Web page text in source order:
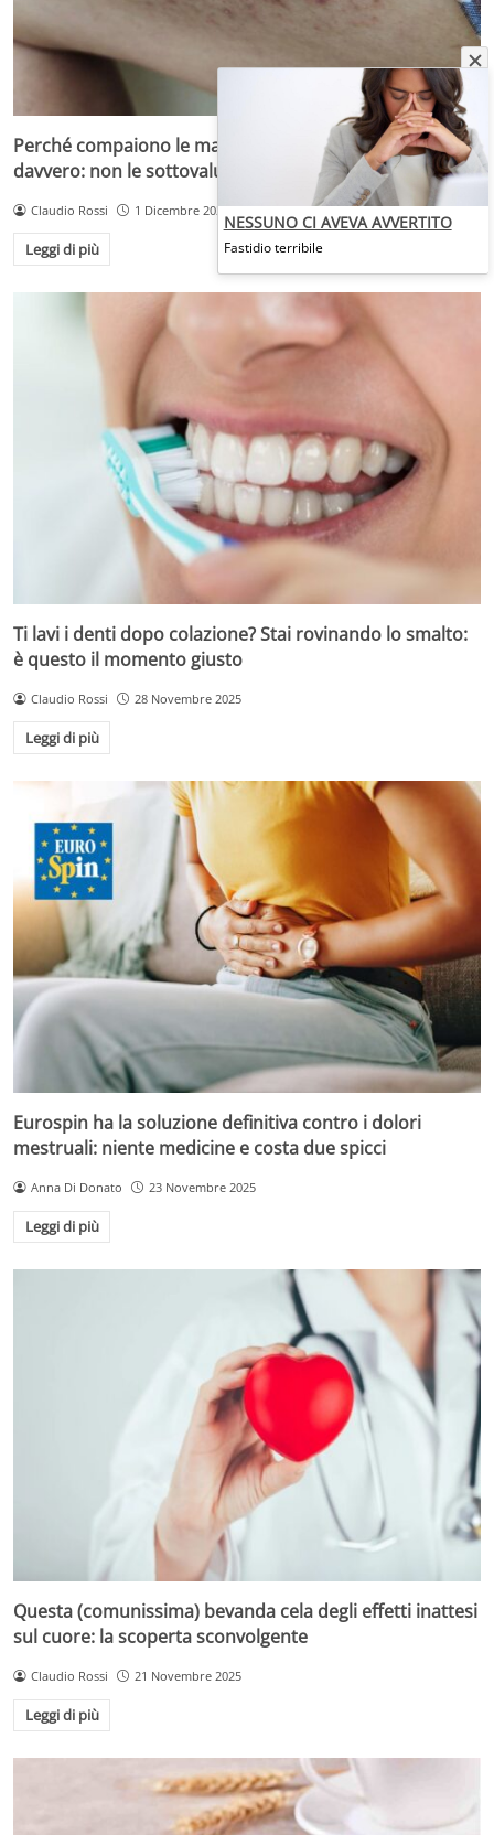
Perché compaiono le macchie scure e cosa nascondono
davvero: non le sottovaluterai più
Claudio Rossi 1 Dicembre 2025
Leggi di più
Ti lavi i denti dopo colazione? Stai rovinando lo smalto:
è questo il momento giusto
Claudio Rossi 28 Novembre 2025
Leggi di più
Eurospin ha la soluzione definitiva contro i dolori
mestruali: niente medicine e costa due spicci
Anna Di Donato 23 Novembre 2025
Leggi di più
Questa (comunissima) bevanda cela degli effetti inattesi
sul cuore: la scoperta sconvolgente
Claudio Rossi 21 Novembre 2025
Leggi di più
NESSUNO CI AVEVA AVVERTITO
Fastidio terribile